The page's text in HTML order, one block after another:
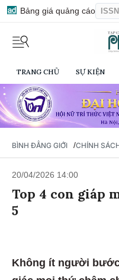
Bảng giá quảng cáo
TRANG CHỦ SỰ KIỆN
BÌNH ĐẲNG GIỚI /CHÍNH
20/04/2026 14:00
Top 4 con giáp
5
Không ít người